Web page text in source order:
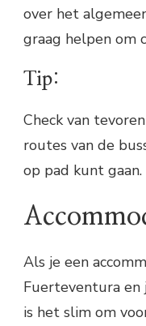
over het
graag helpen om
Tip:
Check van
routes van de
op pad kunt gaan.
Als je een
Fuerteventura
is het slim om